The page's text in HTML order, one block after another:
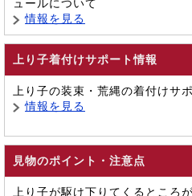
ュールについて
情報を見る
上り子着付けサポート情報
上り子の装束・荒縄の着付けサ
情報を見る
見物のポイント・注意点
上り子が駆け下りてくるところ